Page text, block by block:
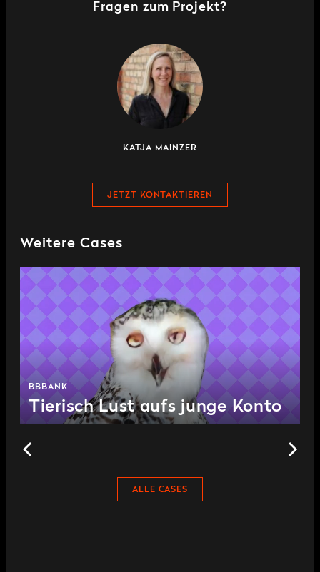
Fragen zum Projekt?
KATJA MAINZER
JETZT KONTAKTIEREN
Weitere Cases
BBBANK
Tierisch Lust aufs junge Konto
ALLE CASES